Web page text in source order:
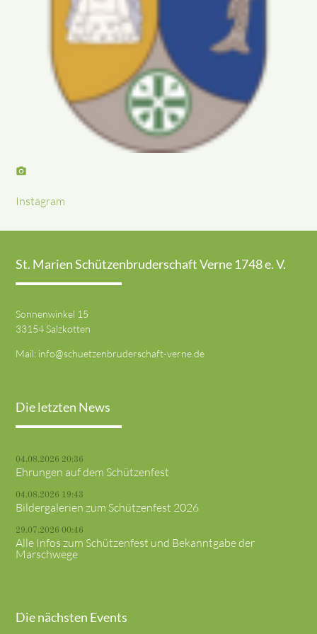
photo_camera
Instagram
St. Marien Schützenbruderschaft Verne 1748 e. V.
Sonnenwinkel 15
33154 Salzkotten
Mail: info@schuetzenbruderschaft-verne.de
Die letzten News
04.08.2026 20:36
Ehrungen auf dem Schützenfest
04.08.2026 19:43
Bildergalerien zum Schützenfest 2026
29.07.2026 00:46
Alle Infos zum Schützenfest und Bekanntgabe der
Marschwege
Die nächsten Events